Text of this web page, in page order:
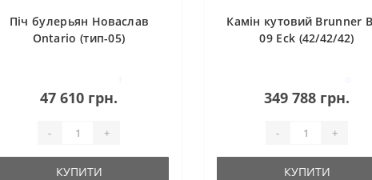
Піч булерьян Новаслав
Ontario (тип-05)
47 610 грн.
- +
КУПИТИ
Камін кутовий Brunner
09 Eck (42/42/42)
349 788 грн.
- +
КУПИТИ